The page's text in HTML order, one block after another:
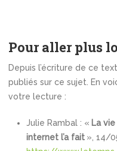
Pour aller plus
Depuis l’écriture de ce
publiés sur ce sujet. En
votre lecture :
Julie Rambal : « La
internet l’a fait », 14/